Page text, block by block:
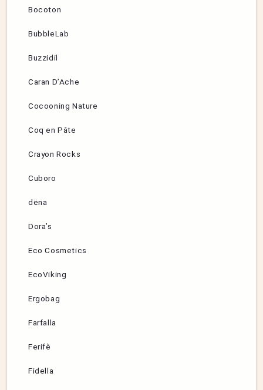
Bocoton
BubbleLab
Buzzidil
Caran D’Ache
Cocooning Nature
Coq en Pâte
Crayon Rocks
Cuboro
dëna
Dora’s
Eco Cosmetics
EcoViking
Ergobag
Farfalla
Ferifè
Fidella